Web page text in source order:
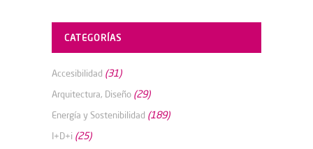
CATEGORÍAS
Accesibilidad (31)
Arquitectura, Diseño (29)
Energía y Sostenibilidad (189)
I+D+i (25)